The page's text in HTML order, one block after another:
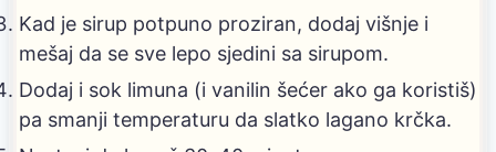
Kad je sirup potpuno proziran, dodaj višnje i
mešaj da se sve lepo sjedini sa sirupom.
Dodaj i sok limuna (i vanilin šećer ako ga koristiš)
pa smanji temperaturu da slatko lagano krčka.